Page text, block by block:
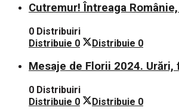
Cutremur! Întreaga
0 Distribuiri
Distribuie 0 Distribuie 0
Mesaje de Florii 2024.
0 Distribuiri
Distribuie 0 Distribuie 0